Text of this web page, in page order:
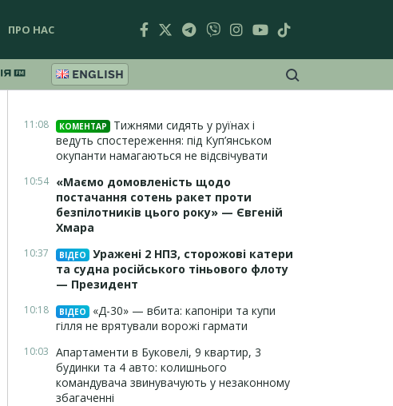
ПРО НАС
ENGLISH
11:08 КОМЕНТАР
Тижнями сидять у руїнах і
ведуть спостереження: під Куп’янськом
окупанти намагаються не відсвічувати
10:54 «Маємо домовленість щодо
постачання сотень ракет проти
безпілотників цього року» — Євгеній
Хмара
10:37 ВІДЕО
Уражені 2 НПЗ, сторожові катери
та судна російського тіньового флоту
— Президент
10:18 ВІДЕО
«Д-30» — вбита: капоніри та купи
гілля не врятували ворожі гармати
10:03 Апартаменти в Буковелі, 9 квартир, 3
будинки та 4 авто: колишнього
командувача звинувачують у незаконному
збагаченні